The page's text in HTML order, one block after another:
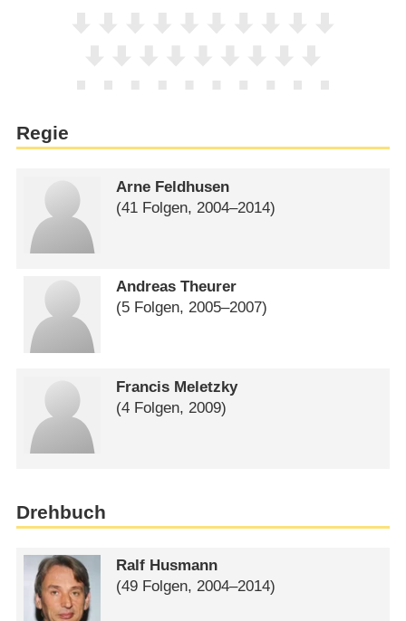
Regie
Arne Feldhusen
(41 Folgen, 2004⁠–⁠2014)
Andreas Theurer
(5 Folgen, 2005⁠–⁠2007)
Francis Meletzky
(4 Folgen, 2009)
Drehbuch
Ralf Husmann
(49 Folgen, 2004⁠–⁠2014)